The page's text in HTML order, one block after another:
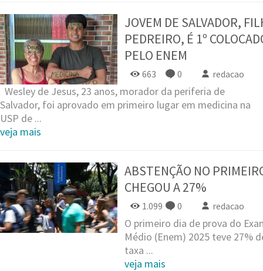
JOVEM DE SALVADOR,
PEDREIRO, É 1º
PELO ENEM
663 0 redacao
Wesley de Jesus, 23 anos, morador da periferia de
Salvador, foi aprovado em primeiro lugar em medicina na
USP de ...
veja mais
ABSTENÇÃO NO
CHEGOU A 27%
1.099 0 redacao
O primeiro dia de prova do
Médio (Enem) 2025 teve 27%
taxa ...
veja mais